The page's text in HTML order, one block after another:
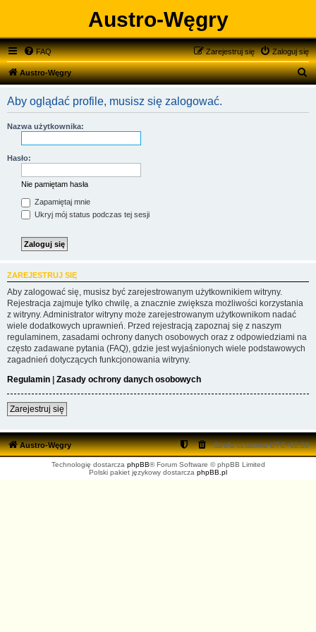
Austro-Węgry
FAQ Zaloguj się
Zarejestruj się
Austro-Węgry
S
Aby oglądać profile, musisz się zalogować.
Nazwa użytkownika:
Hasło:
Nie pamiętam hasła
Zapamiętaj mnie
Ukryj mój status podczas tej sesji
ZAREJESTRUJ SIĘ
Aby zalogować się, musisz być zarejestrowanym użytkownikiem witryny.
Rejestracja zajmuje tylko chwilę, a znacznie zwiększa możliwości korzystania
z witryny. Administrator witryny może zarejestrowanym użytkownikom nadać
wiele dodatkowych uprawnień. Przed rejestracją zapoznaj się z naszym
regulaminem, zasadami ochrony danych osobowych oraz z odpowiedziami na
często zadawane pytania (FAQ), gdzie jest wyjaśnionych wiele podstawowych
zagadnień dotyczących funkcjonowania witryny.
Regulamin | Zasady ochrony danych osobowych
Zarejestruj się
Austro-Węgry Strefa czasowaUTC+02:00
Technologię dostarcza phpBB® Forum Software © phpBB Limited
Polski pakiet językowy dostarcza phpBB.pl